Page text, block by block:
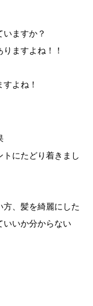
ますか？
ますよね！！
よね！
にたどり着きまし
、髪を綺麗にした
いいか分からない